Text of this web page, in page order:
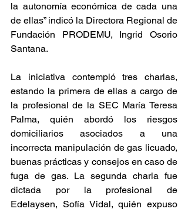
la autonomía económica de cada una
de ellas” indicó la Directora Regional de
Fundación PRODEMU, Ingrid Osorio
Santana.
La iniciativa contempló tres charlas,
estando la primera de ellas a cargo de
la profesional de la SEC María Teresa
Palma, quién abordó los riesgos
domiciliarios asociados a una
incorrecta manipulación de gas licuado,
buenas prácticas y consejos en caso de
fuga de gas. La segunda charla fue
dictada por la profesional de
Edelaysen, Sofía Vidal, quién expuso